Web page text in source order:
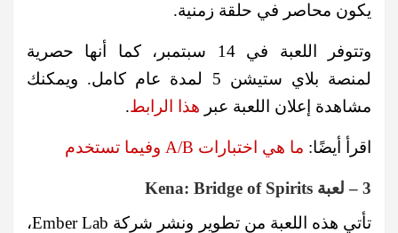
يكون محاصر في حلقة زمنية.
وتتوفر اللعبة في 14 سبتمبر، كما أنها حصرية
لمنصة بلاي ستيشن 5 لمدة عام كامل. ويمكنك
مشاهدة إعلان اللعبة عبر هذا الرابط.
اقرأ أيضًا: ما هي اختبارات A/B وفيما تستخدم
3 – لعبة Kena: Bridge of Spirits
تأتي هذه اللعبة من تطوير ونشر شركة Ember Lab،